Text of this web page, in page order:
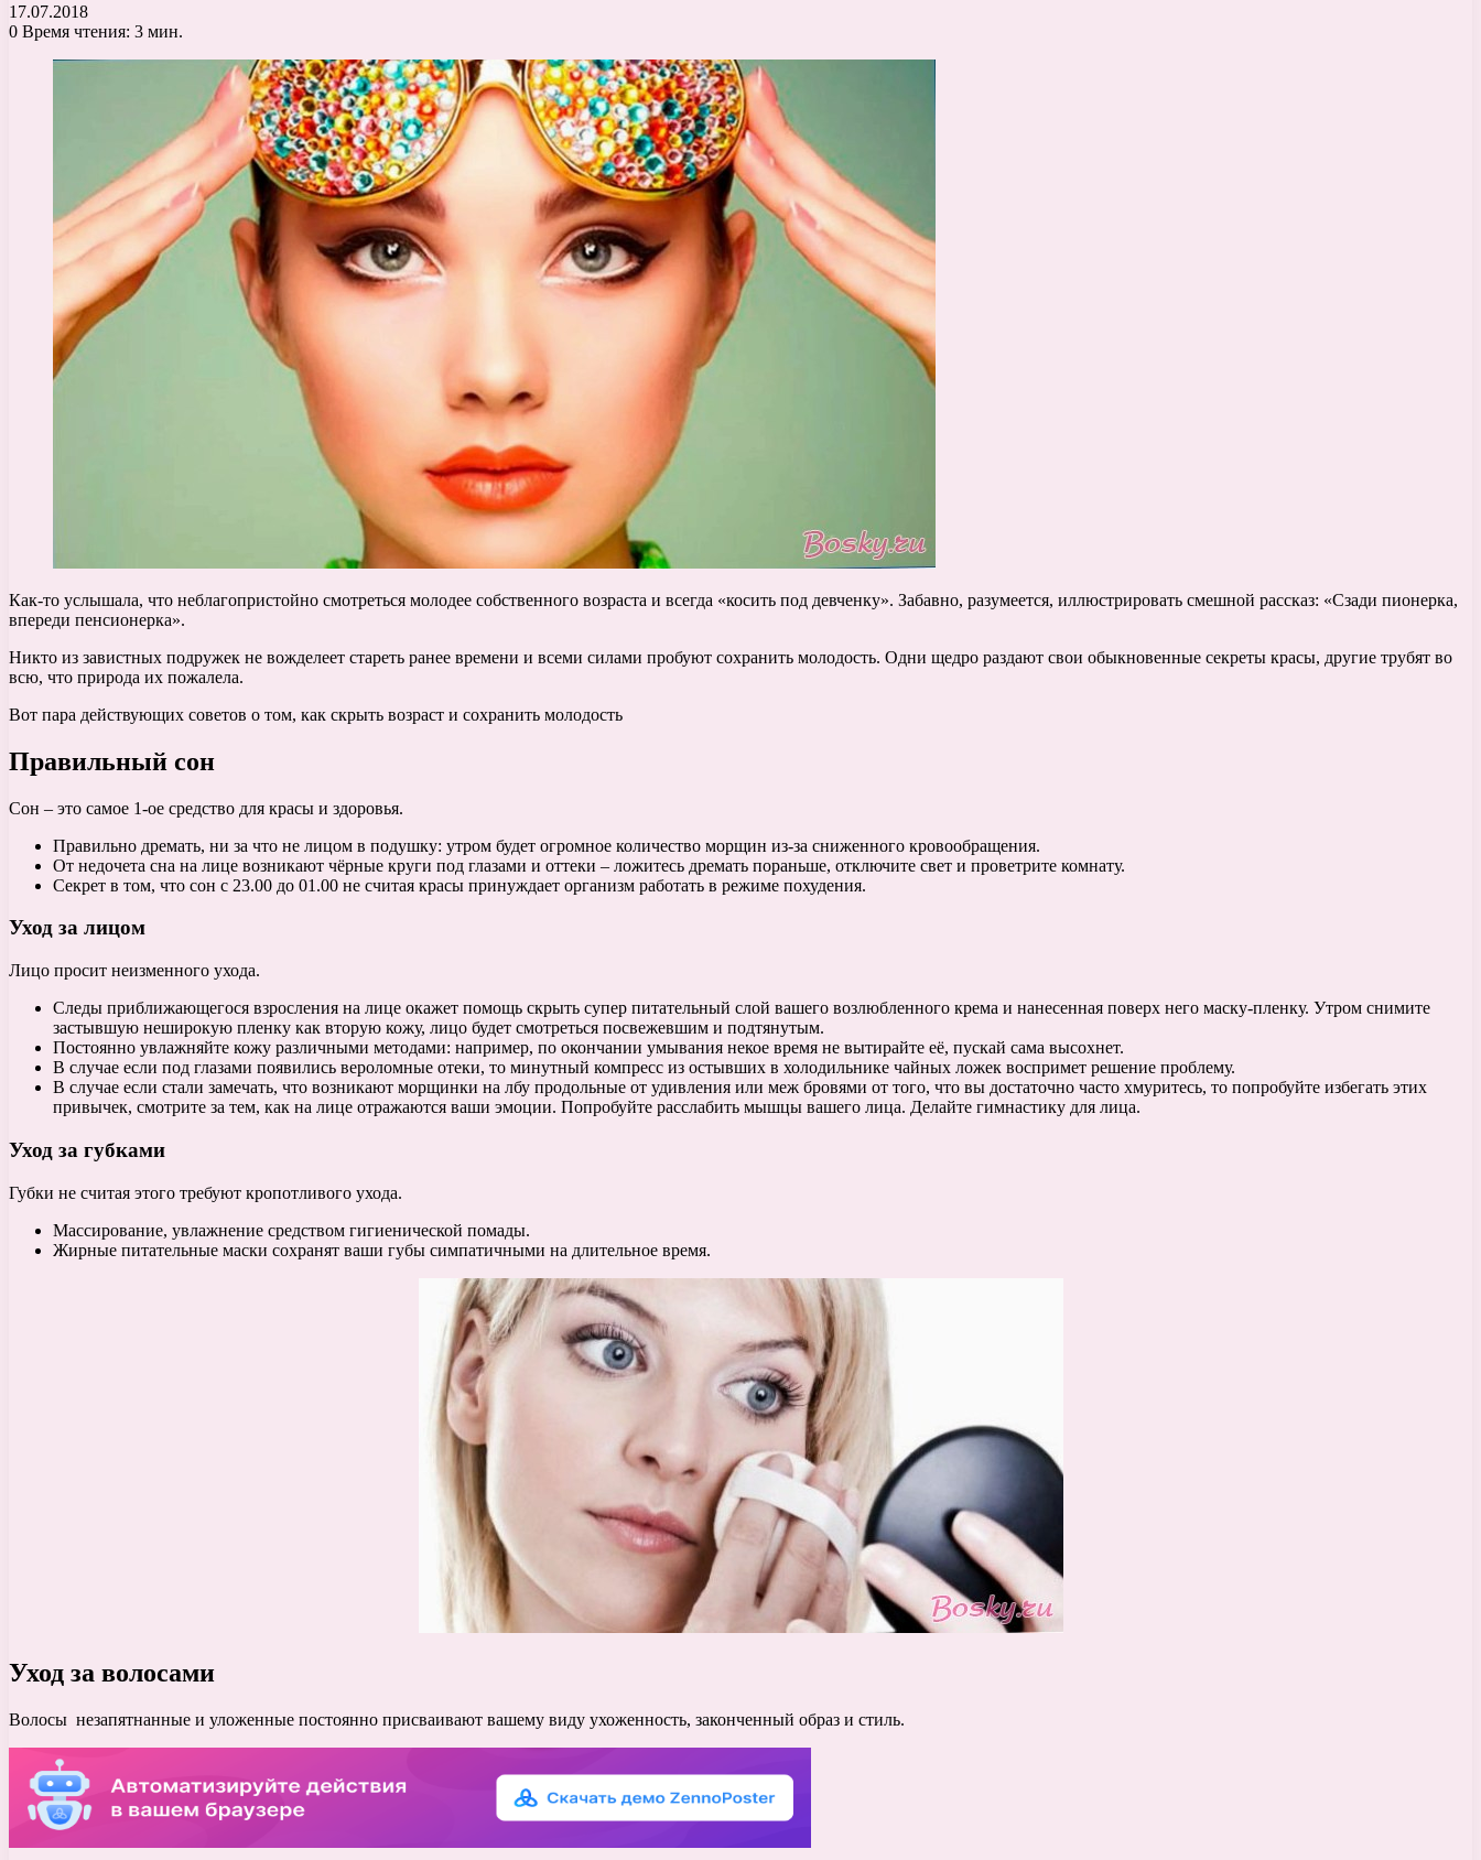
17.07.2018
0 Время чтения: 3 мин.
Как-то услышала, что неблагопристойно смотреться молодее собственного возраста и всегда «косить под девченку». Забавно, разумеется, иллюстрировать смешной рассказ: «Сзади пионерка,
впереди пенсионерка».
Никто из завистных подружек не вожделеет стареть ранее времени и всеми силами пробуют сохранить молодость. Одни щедро раздают свои обыкновенные секреты красы, другие трубят во
всю, что природа их пожалела.
Вот пара действующих советов о том, как скрыть возраст и сохранить молодость
Правильный сон
Сон – это самое 1-ое средство для красы и здоровья.
Правильно дремать, ни за что не лицом в подушку: утром будет огромное количество морщин из-за сниженного кровообращения.
От недочета сна на лице возникают чёрные круги под глазами и оттеки – ложитесь дремать пораньше, отключите свет и проветрите комнату.
Секрет в том, что сон с 23.00 до 01.00 не считая красы принуждает организм работать в режиме похудения.
Уход за лицом
Лицо просит неизменного ухода.
Следы приближающегося взросления на лице окажет помощь скрыть супер питательный слой вашего возлюбленного крема и нанесенная поверх него маску-пленку. Утром снимите
застывшую неширокую пленку как вторую кожу, лицо будет смотреться посвежевшим и подтянутым.
Постоянно увлажняйте кожу различными методами: например, по окончании умывания некое время не вытирайте её, пускай сама высохнет.
В случае если под глазами появились вероломные отеки, то минутный компресс из остывших в холодильнике чайных ложек воспримет решение проблему.
В случае если стали замечать, что возникают морщинки на лбу продольные от удивления или меж бровями от того, что вы достаточно часто хмуритесь, то попробуйте избегать этих
привычек, смотрите за тем, как на лице отражаются ваши эмоции. Попробуйте расслабить мышцы вашего лица. Делайте гимнастику для лица.
Уход за губками
Губки не считая этого требуют кропотливого ухода.
Массирование, увлажнение средством гигиенической помады.
Жирные питательные маски сохранят ваши губы симпатичными на длительное время.
Уход за волосами
Волосы незапятнанные и уложенные постоянно присваивают вашему виду ухоженность, законченный образ и стиль.